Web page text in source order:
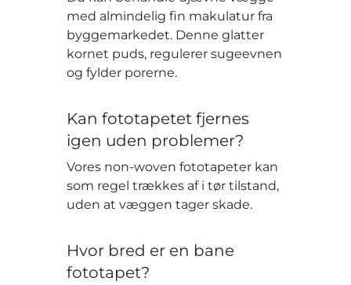
med almindelig fin makulatur fra
byggemarkedet. Denne glatter
kornet puds, regulerer sugeevnen
og fylder porerne.
Kan fototapetet fjernes
igen uden problemer?
Vores non-woven fototapeter kan
som regel trækkes af i tør tilstand,
uden at væggen tager skade.
Hvor bred er en bane
fototapet?